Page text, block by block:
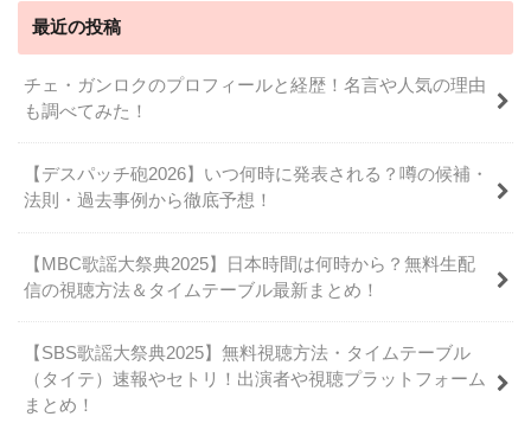
最近の投稿
チェ・ガンロクのプロフィールと経歴！名言や人気の理由
も調べてみた！
【デスパッチ砲2026】いつ何時に発表される？噂の候補・
法則・過去事例から徹底予想！
【MBC歌謡大祭典2025】日本時間は何時から？無料生配
信の視聴方法＆タイムテーブル最新まとめ！
【SBS歌謡大祭典2025】無料視聴方法・タイムテーブル
（タイテ）速報やセトリ！出演者や視聴プラットフォーム
まとめ！